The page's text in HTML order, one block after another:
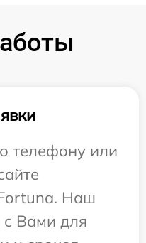
телефону или
Наш
Вами для